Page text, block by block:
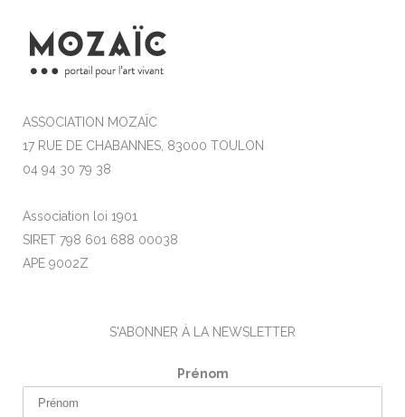
ASSOCIATION MOZAÏC
17 RUE DE CHABANNES, 83000 TOULON
04 94 30 79 38
Association loi 1901
SIRET 798 601 688 00038
APE 9002Z
S'ABONNER À LA NEWSLETTER
Prénom